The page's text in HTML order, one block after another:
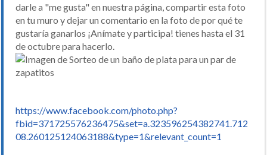
darle a "me gusta" en nuestra página, compartir esta foto
en tu muro y dejar un comentario en la foto de por qué te
gustaría ganarlos ¡Anímate y participa! tienes hasta el 31
de octubre para hacerlo.
https://www.facebook.com/photo.php?
fbid=371725576236475&set=a.323596254382741.712
08.260125124063188&type=1&relevant_count=1